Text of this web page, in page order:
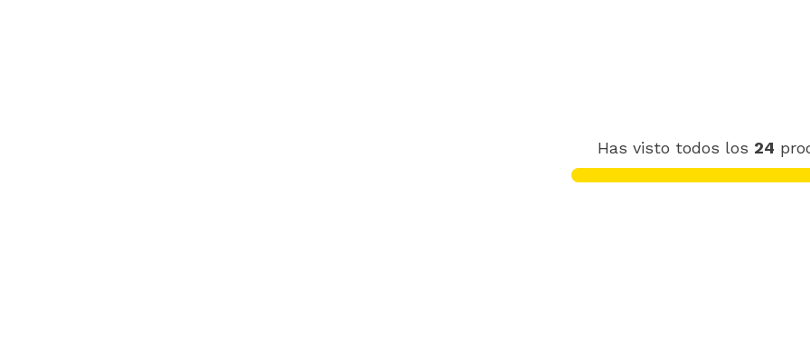
Has visto todos los 24